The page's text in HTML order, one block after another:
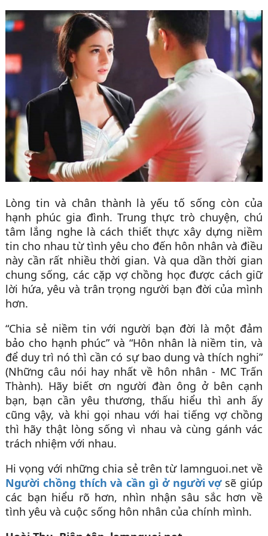
Lòng tin và chân thành là yếu tố sống còn của
hạnh phúc gia đình. Trung thực trò chuyện, chú
tâm lắng nghe là cách thiết thực xây dựng niềm
tin cho nhau từ tình yêu cho đến hôn nhân và điều
này cần rất nhiều thời gian. Và qua dần thời gian
chung sống, các cặp vợ chồng học được cách giữ
lời hứa, yêu và trân trọng người bạn đời của mình
hơn.
“Chia sẻ niềm tin với người bạn đời là một đảm
bảo cho hạnh phúc” và “Hôn nhân là niềm tin, và
để duy trì nó thì cần có sự bao dung và thích nghi”
(Những câu nói hay nhất về hôn nhân - MC Trấn
Thành). Hãy biết ơn người đàn ông ở bên cạnh
bạn, bạn cần yêu thương, thấu hiểu thì anh ấy
cũng vậy, và khi gọi nhau với hai tiếng vợ chồng
thì hãy thật lòng sống vì nhau và cùng gánh vác
trách nhiệm với nhau.
Hi vọng với những chia sẻ trên từ lamnguoi.net về
Người chồng thích và cần gì ở người vợ sẽ giúp
các bạn hiểu rõ hơn, nhìn nhận sâu sắc hơn về
tình yêu và cuộc sống hôn nhân của chính mình.